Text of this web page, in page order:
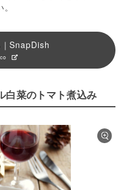
SnapDish
白菜のトマト煮込み